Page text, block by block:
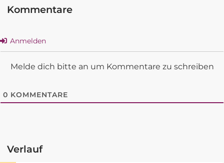
Kommentare
Anmelden
Melde dich bitte an um Kommentare zu schreiben
0 KOMMENTARE
Verlauf